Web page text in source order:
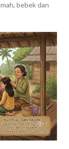
bebek dan